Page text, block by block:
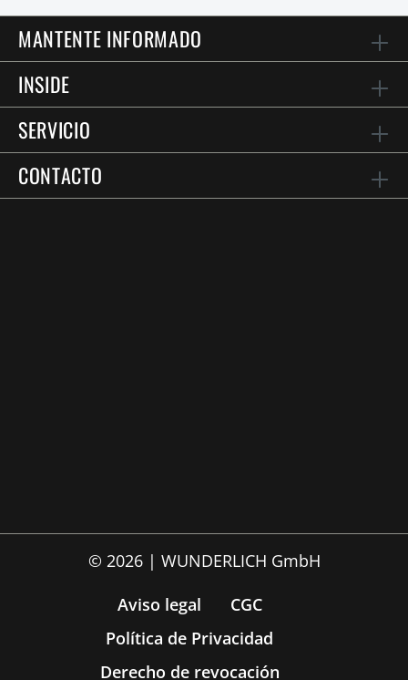
MANTENTE INFORMADO
INSIDE
SERVICIO
CONTACTO
© 2026 | WUNDERLICH GmbH
Aviso legal
CGC
Política de Privacidad
Derecho de revocación